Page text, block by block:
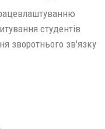
студентів
зворотнього зв'язку